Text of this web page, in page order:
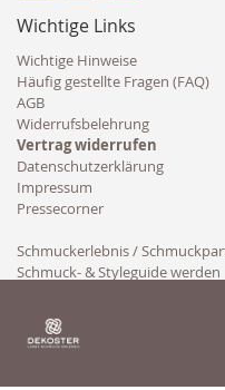
Wichtige Links
Wichtige Hinweise
Häufig gestellte Fragen (FAQ)
AGB
Widerrufsbelehrung
Vertrag widerrufen
Datenschutzerklärung
Impressum
Pressecorner
Schmuckerlebnis /
Schmuck- & Styleguide werden